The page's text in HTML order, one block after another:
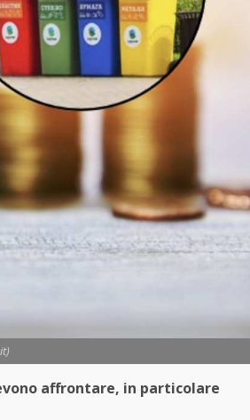
affrontare, in particolare